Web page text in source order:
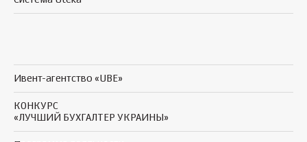
Ивент-агентство «UBE»
КОНКУРС
«ЛУЧШИЙ БУХГАЛТЕР УКРАИНЫ»